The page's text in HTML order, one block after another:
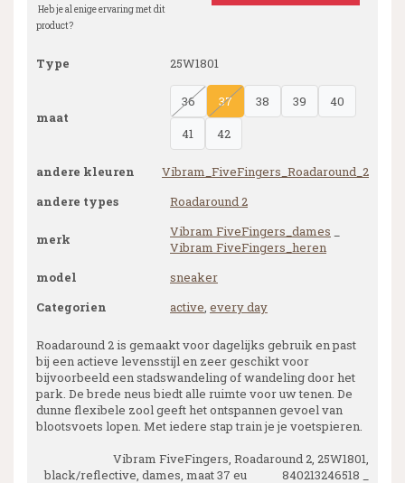
Heb je al enige ervaring met dit
product?
Type 25W1801
maat
36 37 38 39
40
41
42
andere kleuren
Vibram_FiveFingers_Roadaround_2
andere types
Roadaround 2
merk Vibram FiveFingers_dames
Vibram FiveFingers_heren
model
sneaker
Categorien
active, every day
Roadaround 2 is gemaakt voor dagelijks gebruik en past
bij een actieve levensstijl en zeer geschikt voor
bijvoorbeeld een stadswandeling of wandeling door het
park. De brede neus biedt alle ruimte voor uw tenen. De
dunne flexibele zool geeft het ontspannen gevoel van
blootsvoets lopen. Met iedere stap train je je voetspieren.
Vibram FiveFingers, Roadaround 2, 25W1801,
black/reflective, dames, maat 37 eu 840213246518 _